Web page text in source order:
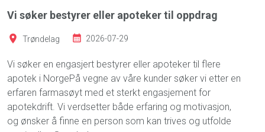
Vi søker bestyrer eller apoteker til oppdrag
Trøndelag 2026-07-29
Vi søker en engasjert bestyrer eller apoteker til flere
apotek i NorgePå vegne av våre kunder søker vi etter en
erfaren farmasøyt med et sterkt engasjement for
apotekdrift. Vi verdsetter både erfaring og motivasjon,
og ønsker å finne en person som kan trives og utfolde